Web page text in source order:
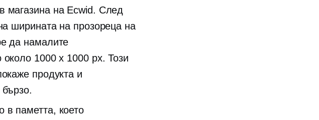
магазина на Ecwid. След
ширината на прозореца на
да намалите
около 1000 x 1000 px. Този
продукта и
в паметта, което